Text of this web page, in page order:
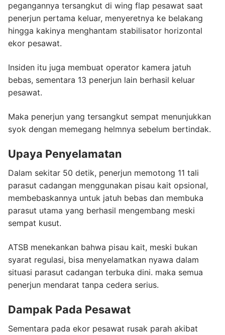
pegangannya tersangkut di wing flap pesawat saat
penerjun pertama keluar, menyeretnya ke belakang
hingga kakinya menghantam stabilisator horizontal
ekor pesawat.
Insiden itu juga membuat operator kamera jatuh
bebas, sementara 13 penerjun lain berhasil keluar
pesawat.
Maka penerjun yang tersangkut sempat menunjukkan
syok dengan memegang helmnya sebelum bertindak.
Upaya Penyelamatan
Dalam sekitar 50 detik, penerjun memotong 11 tali
parasut cadangan menggunakan pisau kait opsional,
membebaskannya untuk jatuh bebas dan membuka
parasut utama yang berhasil mengembang meski
sempat kusut.
ATSB menekankan bahwa pisau kait, meski bukan
syarat regulasi, bisa menyelamatkan nyawa dalam
situasi parasut cadangan terbuka dini. maka semua
penerjun mendarat tanpa cedera serius.
Dampak Pada Pesawat
Sementara pada ekor pesawat rusak parah akibat